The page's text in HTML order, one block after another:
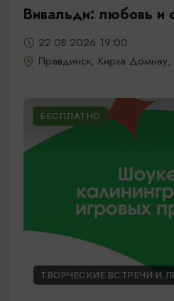
Вивальди: любовь и
22.08.2026 19:00
Правдинск, Кирха
БЕСПЛАТНО
ТВОРЧЕСКИЕ ВСТРЕЧИ И